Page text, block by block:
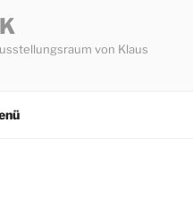
von Klaus